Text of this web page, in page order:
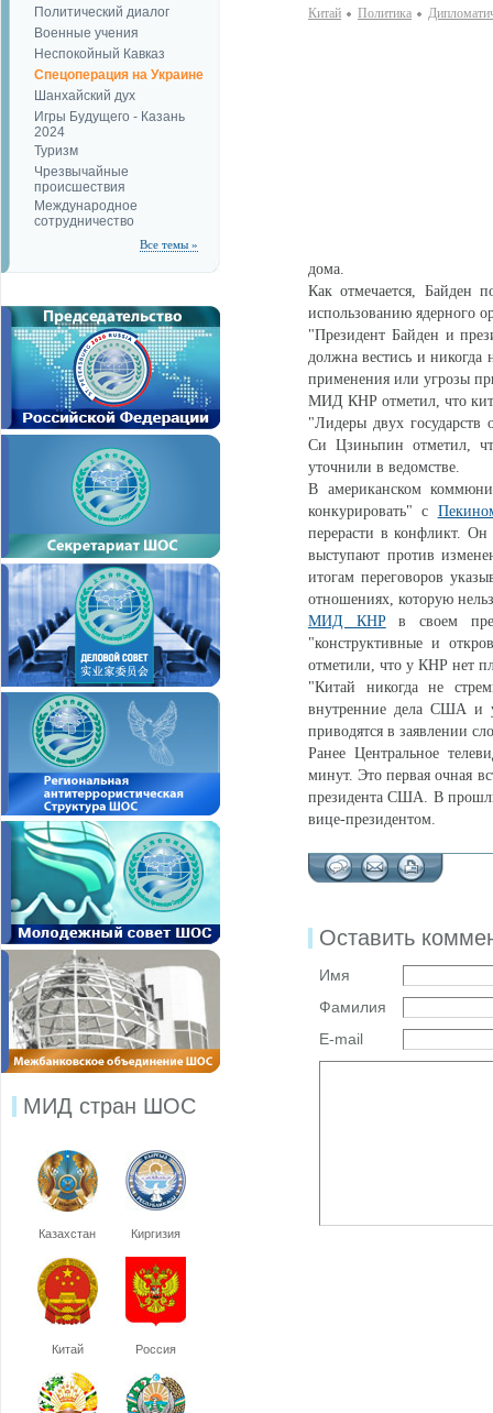
Политический диалог
Военные учения
Неспокойный Кавказ
Спецоперация на Украине
Шанхайский дух
Игры Будущего - Казань
2024
Туризм
Чрезвычайные
происшествия
Международное
сотрудничество
Все темы »
МИД стран ШОС
Казахстан Киргизия
Китай Россия
Китай Политика
дома.
Как отмечается, Байден
использованию ядерного
"Президент Байден и
должна вестись и
применения или угрозы
МИД КНР отметил, что
"Лидеры двух
Си Цзиньпин отметил,
уточнили в ведомстве.
В американском
конкурировать" с
перерасти в конфликт.
выступают против
итогам переговоров
отношениях, которую
МИД КНРв своем
"конструктивные и
отметили, что у КНР нет
"Китай никогда не
внутренние дела США и
приводятся в заявлении
Ранее Центральное
минут. Это первая очная
президента США. В
вице-президентом.
Оставить
Имя
Фамилия
E-mail